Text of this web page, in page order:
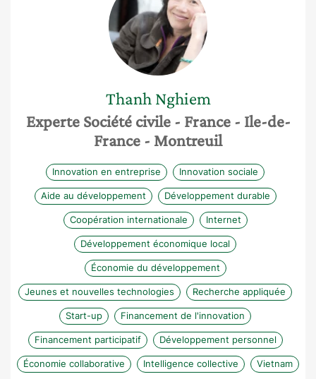
Thanh Nghiem
Experte Société civile - France - Ile-de-
France - Montreuil
Innovation en entreprise Innovation sociale
Aide au développement Développement durable
Coopération internationale Internet
Développement économique local
Économie du développement
Jeunes et nouvelles technologies Recherche appliquée
Start-up Financement de l'innovation
Financement participatif Développement personnel
Économie collaborative Intelligence collective Vietnam